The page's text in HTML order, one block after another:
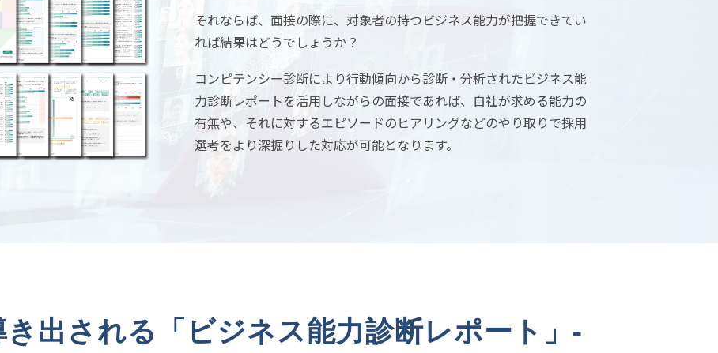
それならば、面接の際に、対象者の持つビジネス能力が把握できてい
れば結果はどうでしょうか？
コンピテンシー診断により行動傾向から診断・分析されたビジネス能
力診断レポートを活用しながらの面接であれば、自社が求める能力の
有無や、それに対するエピソードのヒアリングなどのやり取りで採用
選考をより深掘りした対応が可能となります。
出される「ビジネス能力診断レポート」-